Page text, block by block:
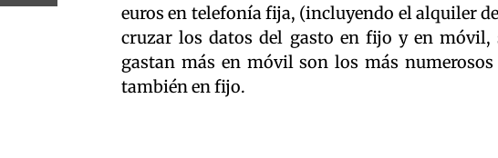
euros en telefonía fija, (incluyendo el alquiler
cruzar los datos del gasto en fijo y en móvil,
gastan más en móvil son los más
también en fijo.